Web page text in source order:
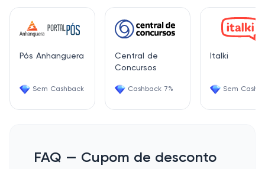
Pós Anhanguera
Sem Cashback
Central de
Concursos
Cashback 7%
Italki
Sem
FAQ — Cupom de desconto